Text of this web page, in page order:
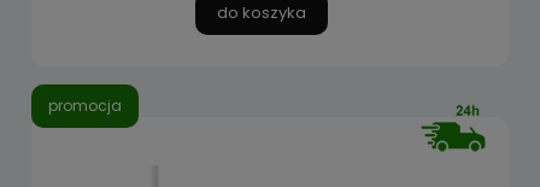
do koszyka
promocja